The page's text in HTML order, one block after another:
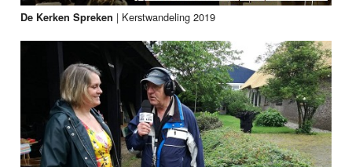
De Kerken Spreken | Kerstwandeling 2019